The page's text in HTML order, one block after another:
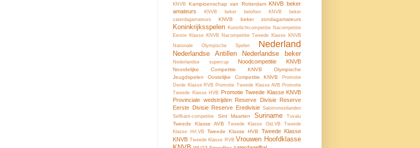
KNVB Kampioenschap van Rotterdam KNVB beker
amateurs
KNVB beker beloften
KNVB beker
zaterdagamateurs
KNVB beker zondagamateurs
Koninkrijksspelen Kunstlichtcompetitie Nacompetitie
Eerste Klasse KNVB
Nacompetitie Tweede Klasse KNVB
Nationale Olympische Spelen
Nederland
Nederlandse Antillen Nederlandse beker
Nederlandse supercup Noodcompetitie KNVB
Noordelijke Competitie KNVB
Olympische
Jeugdspelen
Oostelijke Competitie KNVB
Promotie
Derde Klasse RVB Promotie Tweede Klasse AVB Promotie
Tweede Klasse HVB Promotie Tweede Klasse KNVB
Provinciale wedstrijden
Reserve Divisie
Reserve
Eerste Divisie Reserve Eredivisie Salomonseilanden
Selfkant-competitie
Sint Maarten Suriname Tuvalu
Tweede Klasse AVB Tweede Klasse Gld.VB
Tweede
Klasse Hrl.VB Tweede Klasse HVB
Tweede Klasse
KNVB Tweede Klasse RVB Vrouwen Hoofdklasse